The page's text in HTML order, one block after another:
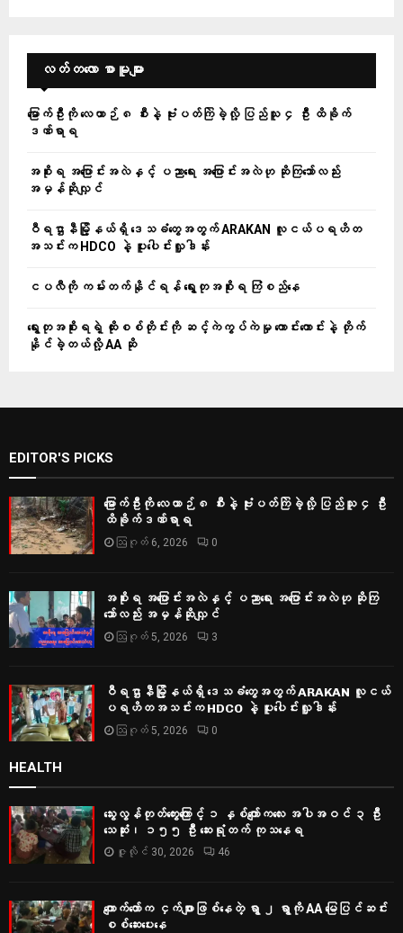
လတ်တ‌လော စာမူများ
မြောက်ဦးကို လေယာဉ် ၈ စီးနဲ့ ဗုံးပတ်ကြဲခဲ့လို့ ပြည်သူ ၄ ဦး ထိခိုက်
ဒဏ်ရာရ
အစိုးရ အပြောင်းအလဲနှင့် ပညာရေး အပြောင်းအလဲဟု ဆိုကြသော်လည်း
အမှန်ဆိုလျှင်
ဝီရဌာနီမြို့နယ်ရှိ‌ ဒေသခံတွေအတွက် ARAKAN လူငယ်ပရဟိတ
အသင်းက HDCO နဲ့ ပူးပေါင်းလှူဒါန်း
ငပလီကို ကမ်းတက်နိုင်ရန် ရွေးတုအစိုးရ ကြံစည်နေ
ရွေးတုအစိုးရရဲ့ ထိုးစစ်တိုင်းကို ဆင့်ကဲကွပ်ကဲမှု ကောင်းကောင်းနဲ့ တိုက်
နိုင်ခဲ့တယ်လို့ AA ဆို
EDITOR'S PICKS
မြောက်ဦးကို လေယာဉ် ၈ စီးနဲ့ ဗုံးပတ်ကြဲခဲ့လို့ ပြည်သူ ၄ ဦး
ထိခိုက်ဒဏ်ရာရ
ဩဂုတ် 6, 2026 0
အစိုးရ အပြောင်းအလဲနှင့် ပညာရေး အပြောင်းအလဲဟု ဆိုကြ
သော်လည်း အမှန်ဆိုလျှင်
ဩဂုတ် 5, 2026 3
ဝီရဌာနီမြို့နယ်ရှိ‌ ဒေသခံတွေအတွက် ARAKAN လူငယ်
ပရဟိတအသင်းက HDCO နဲ့ ပူးပေါင်းလှူဒါန်း
ဩဂုတ် 5, 2026 0
HEALTH
သွေးလွန်တုတ်ကွေးကြောင့် ၁ နှစ်ကျော်ကလေး အပါအဝင် ၃ ဦး
သေဆုံး၊ ၁၅၅ ဦး ဆေးရုံတက် ကုသနေရ
ဇူလိုင် 30, 2026 46
ကျောက်တော်က ငှက်ဖျားဖြစ်နေတဲ့ ရွာ ၂ ရွာကို AA မြေပြင်ဆင်း
စစ်‌ဆေးပေးနေ